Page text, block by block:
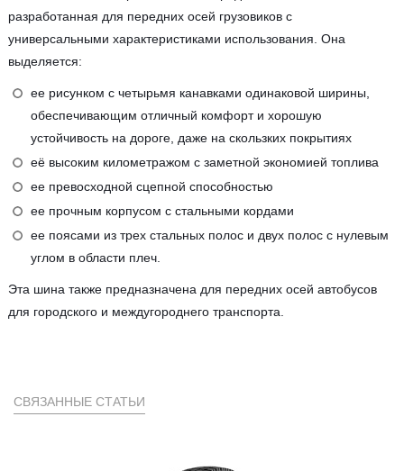
разработанная для передних осей грузовиков с
универсальными характеристиками использования. Она
выделяется:
ее рисунком с четырьмя канавками одинаковой ширины,
обеспечивающим отличный комфорт и хорошую
устойчивость на дороге, даже на скользких покрытиях
её высоким километражом с заметной экономией топлива
ее превосходной сцепной способностью
ее прочным корпусом с стальными кордами
ее поясами из трех стальных полос и двух полос с нулевым
углом в области плеч.
Эта шина также предназначена для передних осей автобусов
для городского и междугороднего транспорта.
СВЯЗАННЫЕ СТАТЬИ